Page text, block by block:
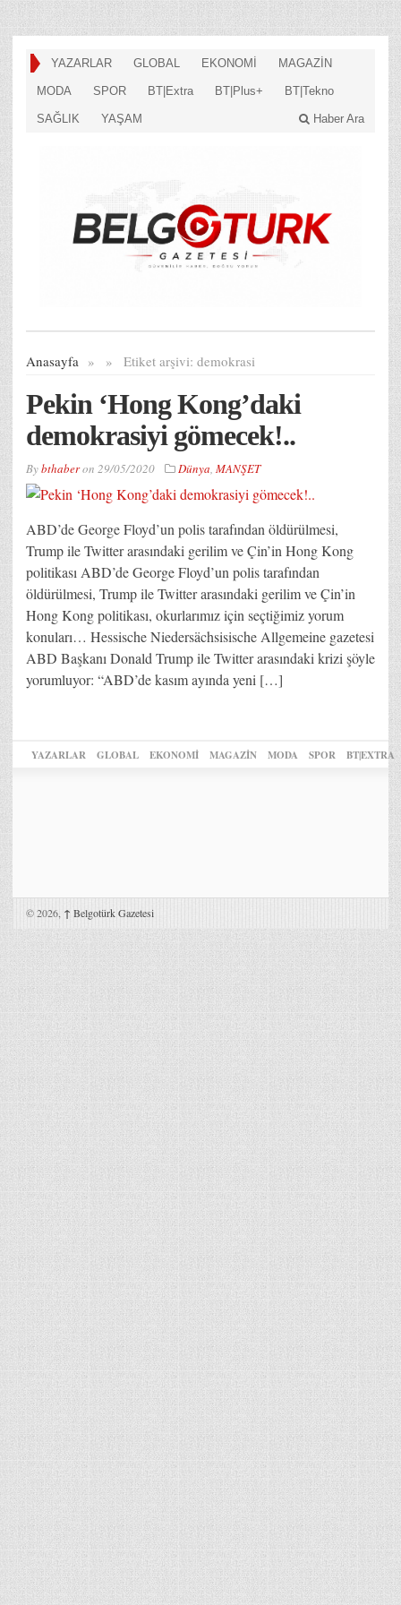
YAZARLAR GLOBAL EKONOMİ MAGAZİN
MODA SPOR BT|Extra BT|Plus+ BT|Tekno
SAĞLIK YAŞAM Haber Ara
Anasayfa » Etiket arşivi:
» demokrasi
Pekin ‘Hong Kong’daki
demokrasiyi gömecek!..
Bybthaberon 29/05/2020 Dünya, MANŞET
ABD’de George Floyd’un polis tarafından öldürülmesi,
Trump ile Twitter arasındaki gerilim ve Çin’in Hong Kong
politikası ABD’de George Floyd’un polis tarafından
öldürülmesi, Trump ile Twitter arasındaki gerilim ve Çin’in
Hong Kong politikası, okurlarımız için seçtiğimiz yorum
konuları… Hessische Niedersächsisische Allgemeine gazetesi
ABD Başkanı Donald Trump ile Twitter arasındaki krizi şöyle
yorumluyor: “ABD’de kasım ayında yeni […]
YAZARLAR GLOBAL EKONOMİ MAGAZİN MODA SPOR BT|EXTRA
© 2026, ↑ Belgotürk Gazetesi